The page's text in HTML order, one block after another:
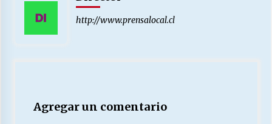
http://www.prensalocal.cl
Agregar un comentario